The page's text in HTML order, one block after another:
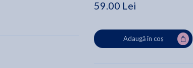
59.00 Lei
Adaugă în coș